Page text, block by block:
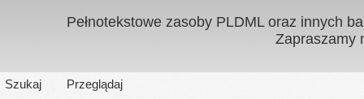
Pełnotekstowe zasoby PLDML oraz innych
Zapraszamy
Szukaj Przeglądaj